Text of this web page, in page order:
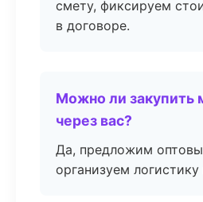
смету, фиксируем
в договоре.
Можно ли закупить
через вас?
Да, предложим
организуем логистику